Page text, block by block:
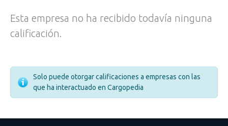
Esta empresa no ha recibido todavía ninguna
calificación.
Solo puede otorgar calificaciones a empresas con las
que ha interactuado en Cargopedia